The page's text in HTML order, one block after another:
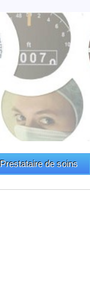
Prestataire de soins